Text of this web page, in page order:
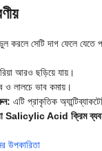
করলে সেটি দাগ ফেলে
আরও ছড়িয়ে যায়।
ও লালচে ভাব কমায়।
এটি প্রাকৃতিক
Acid ক্রিম
উপকারিতা